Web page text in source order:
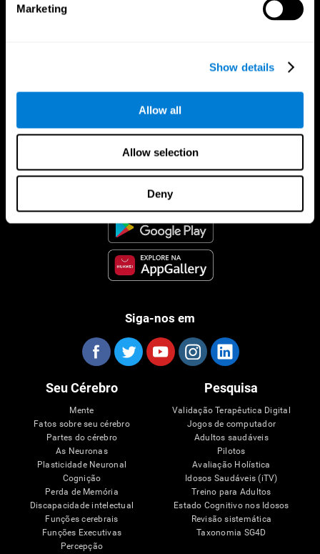
Marketing
Show details
Allow all
Allow selection
Deny
CogniFit Aplicação
Siga-nos em
Seu Cérebro
Mente
Fatos sobre seu cérebro
Partes do cérebro
As Neuronas
Plasticidade Neuronal
Cognição
Perda de Memória
Discapacidade intelectual
Funções cerebrais
Funções Executivas
Percepção
Pesquisa
Validação Terapêutica Digital
Jogos de computador
Adultos saudáveis
Pilotos
Avaliação Holística
Idosos Saudáveis (iTV)
Treino para Adultos
Estado Cognitivo nos Idosos
Revisão sistemática
Taxonomia SG4D